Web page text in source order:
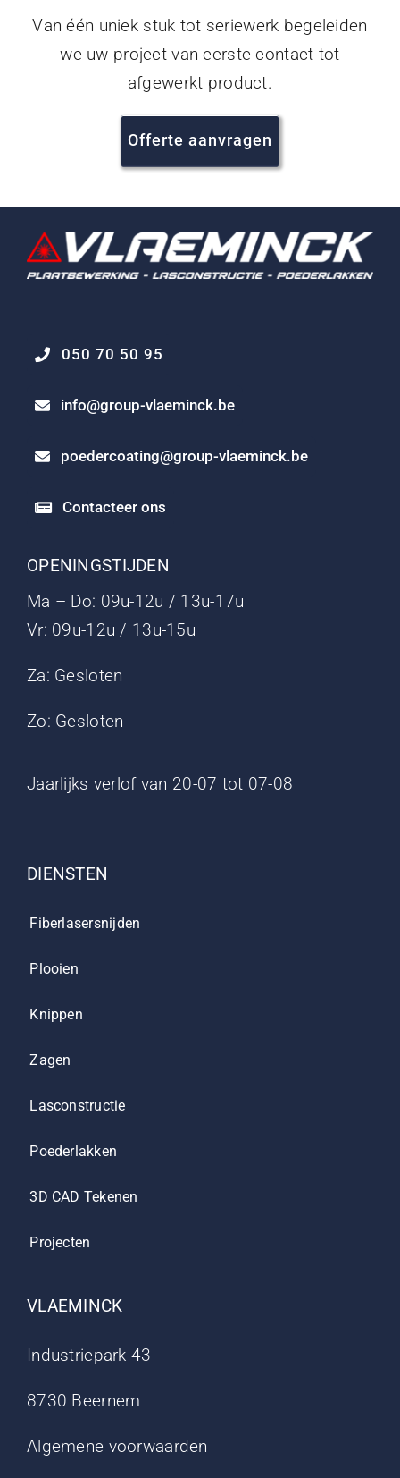
Van één uniek stuk tot seriewerk begeleiden
we uw project van eerste contact tot
afgewerkt product.
Offerte aanvragen
050 70 50 95
info@group-vlaeminck.be
poedercoating@group-vlaeminck.be
Contacteer ons
OPENINGSTIJDEN
Ma – Do: 09u-12u / 13u-17u
Vr: 09u-12u / 13u-15u
Za: Gesloten
Zo: Gesloten
Jaarlijks verlof van 20-07 tot 07-08
DIENSTEN
Fiberlasersnijden
Plooien
Knippen
Zagen
Lasconstructie
Poederlakken
3D CAD Tekenen
Projecten
VLAEMINCK
Industriepark 43
8730 Beernem
Algemene voorwaarden